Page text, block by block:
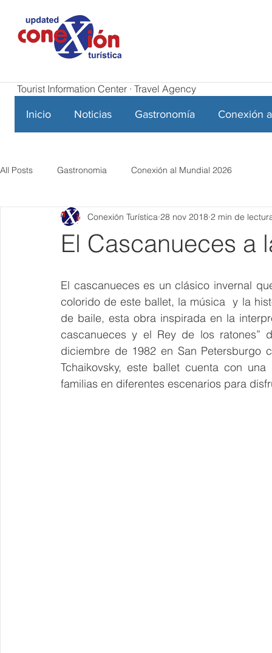
Tourist Information Center · Travel Agency
Inicio Noticias Gastronomía Conexión
All Posts Gastronomia Conexión al Mundial 2026
El Cascanueces a
Conexión Turística 28 nov 2018 2 min de
El cascanueces es un clásico invernal
colorido de este ballet, la música  y la
de baile, esta obra inspirada en la
cascanueces y el Rey de los ratones”
diciembre de 1982 en San Petersburgo
Tchaikovsky, este ballet cuenta con
familias en diferentes escenarios para